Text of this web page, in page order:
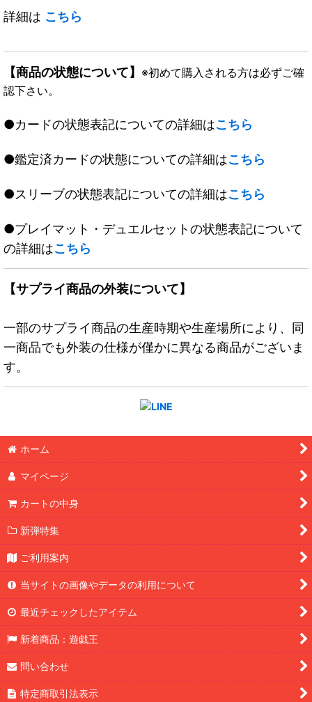
詳細は こちら
【商品の状態について】 ※初めて購入される方は必ずご確
認下さい。
●カードの状態表記についての詳細はこちら
●鑑定済カードの状態についての詳細はこちら
●スリーブの状態表記についての詳細はこちら
●プレイマット・デュエルセットの状態表記について
の詳細はこちら
【サプライ商品の外装について】
一部のサプライ商品の生産時期や生産場所により、同
一商品でも外装の仕様が僅かに異なる商品がございま
す。
ホーム
マイページ
カートの中身
新弾特集
ご利用案内
当サイトの画像やデータの利用について
最近チェックしたアイテム
新着商品：遊戯王
問い合わせ
特定商取引法表示